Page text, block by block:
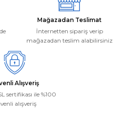
Mağazadan Teslimat
İnternetten sipariş verip
mağazadan teslim alabilirsiniz
Alışveriş
sertifikası ile %100
alışveriş